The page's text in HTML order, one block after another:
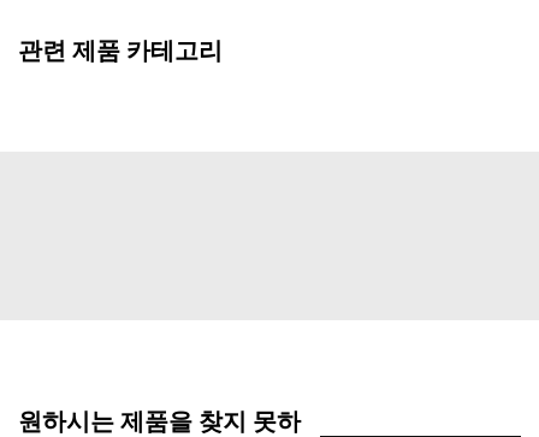
관련 제품 카테고리
원하시는 제품을 찾지 못하